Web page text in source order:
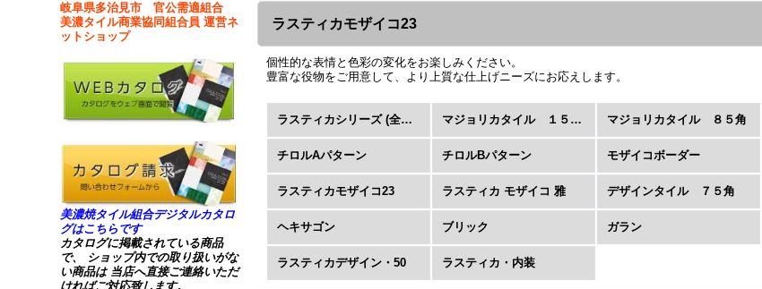
岐阜県多治見市 官公需適組合
美濃タイル商業協同組合員 運営ネ
ットショップ
美濃焼タイル組合デジタルカタロ
グはこちらです
カタログに掲載されている商品
で、 ショップ内での取り扱いがな
い商品は 当店へ直接ご連絡いただ
ければご対応致します。
ラスティカモザイコ23
個性的な表情と色彩の変化をお楽しみください。
豊富な役物をご用意して、より上質な仕上げニーズにお応えします。
ラスティカシリーズ (全商品) マジョリカタイル １５０角 マジョリカタイル ８５角
チロルAパターン チロルBパターン モザイコボーダー
ラスティカモザイコ23 ラスティカ モザイコ 雅 デザインタイル ７５角
ヘキサゴン ブリック ガラン
ラスティカデザイン・50 ラスティカ・内装